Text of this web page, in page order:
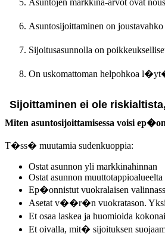
Asuntojen markkina-arvot ovat
Asuntosijoittaminen on
Sijoitusasunnolla on
On uskomattoman helpohkoa
Sijoittaminen ei ole
Miten asuntosijoittamisessa voisi
T�ss� muutamia sudenkuoppia:
Ostat asunnon yli markkinahinnan
Ostat asunnon muuttotappioalueelta
Ep�onnistut vuokralaisen
Asetat v��r�n vuokratason.
Et osaa laskea ja huomioida
Et oivalla, mit� sijoituksen